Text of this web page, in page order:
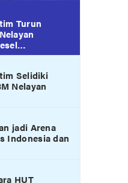
Turun
Selidiki
Nelayan
jadi Arena
Indonesia dan
HUT